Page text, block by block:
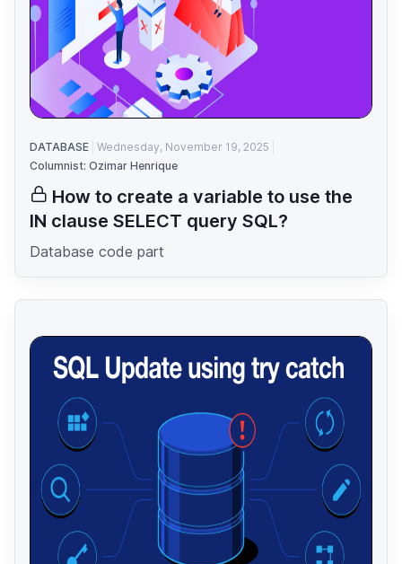
DATABASE Wednesday, November 19, 2025
Columnist: Ozimar Henrique
How to create a variable to use the
IN clause SELECT query SQL?
Database code part